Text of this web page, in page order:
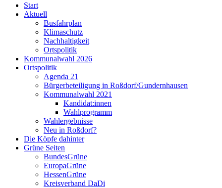
Start
Aktuell
Busfahrplan
Klimaschutz
Nachhaltigkeit
Ortspolitik
Kommunalwahl 2026
Ortspolitik
Agenda 21
Bürgerbeteiligung in Roßdorf/Gundernhausen
Kommunalwahl 2021
Kandidat:innen
Wahlprogramm
Wahlergebnisse
Neu in Roßdorf?
Die Köpfe dahinter
Grüne Seiten
BundesGrüne
EuropaGrüne
HessenGrüne
Kreisverband DaDi